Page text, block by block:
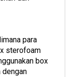
para
sterofoam
box
dengan